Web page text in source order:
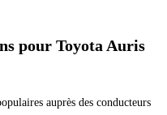
pour Toyota Auris
auprès des conducteurs